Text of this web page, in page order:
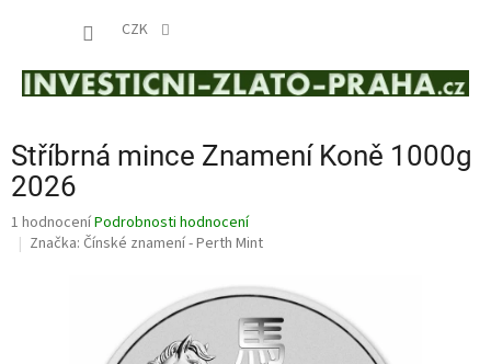
CZK
Stříbrná mince Znamení Koně 1000g
2026
Průměrné
hodnocení
1 hodnoceníPodrobnosti hodnocení
Značka: Čínské znamení - Perth Mint